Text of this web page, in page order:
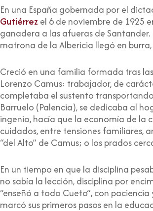
En una España gobernada por el
Gutiérrez el 6 de noviembre de 1925
ganadera a las afueras de
matrona de la Albericia llegó en
Creció en una familia formada tras
Lorenzo Camus: trabajador, de
completaba el sustento
Barruelo (Palencia), se dedicaba al
ingenio, hacía que la economía de la
cuidados, entre tensiones familiares,
“del Alto” de Camus; o los prados
En un tiempo en que la disciplina
no sabía la lección, disciplina por
“enseñó a todo Cueto”, con
marcó sus primeros pasos en la